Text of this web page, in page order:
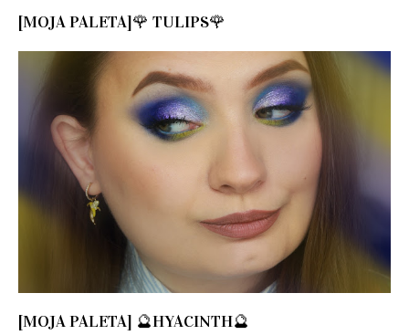
[MOJA PALETA]🌹 TULIPS🌹
[MOJA PALETA] 🔮HYACINTH🔮